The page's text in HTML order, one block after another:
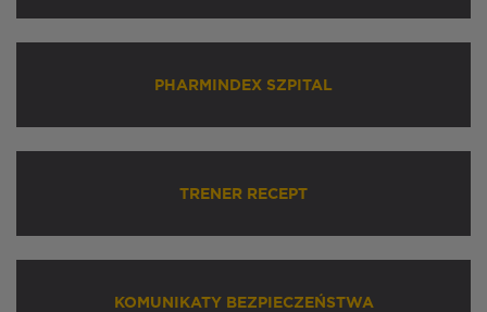
PHARMINDEX SZPITAL
TRENER RECEPT
KOMUNIKATY BEZPIECZEŃSTWA